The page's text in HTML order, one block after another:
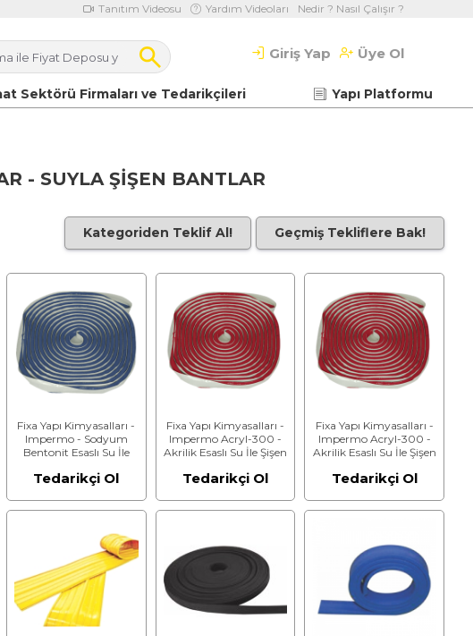
Tanıtım Videosu Yardım Videoları Nedir ? Nasıl Çalışır ?
Giriş Yap Üye Ol
Sektörü Firmaları ve Tedarikçileri Yapı Platformu
- SUYLA ŞİŞEN BANTLAR
Kategoriden Teklif Al! Geçmiş Tekliflere Bak!
Fixa Yapı Kimyasalları -
Impermo - Sodyum
Bentonit Esaslı Su İle
Rulo (10 mm + 20 mm)
Tedarikçi Ol
Fixa Yapı Kimyasalları -
Impermo Acryl-300 -
Akrilik Esaslı Su İle Şişen
(10 mm + 20 mm)
Tedarikçi Ol
Fixa Yapı Kimyasalları -
Impermo Acryl-300 -
Akrilik Esaslı Su İle Şişen
mm + 20 mm)
Tedarikçi Ol